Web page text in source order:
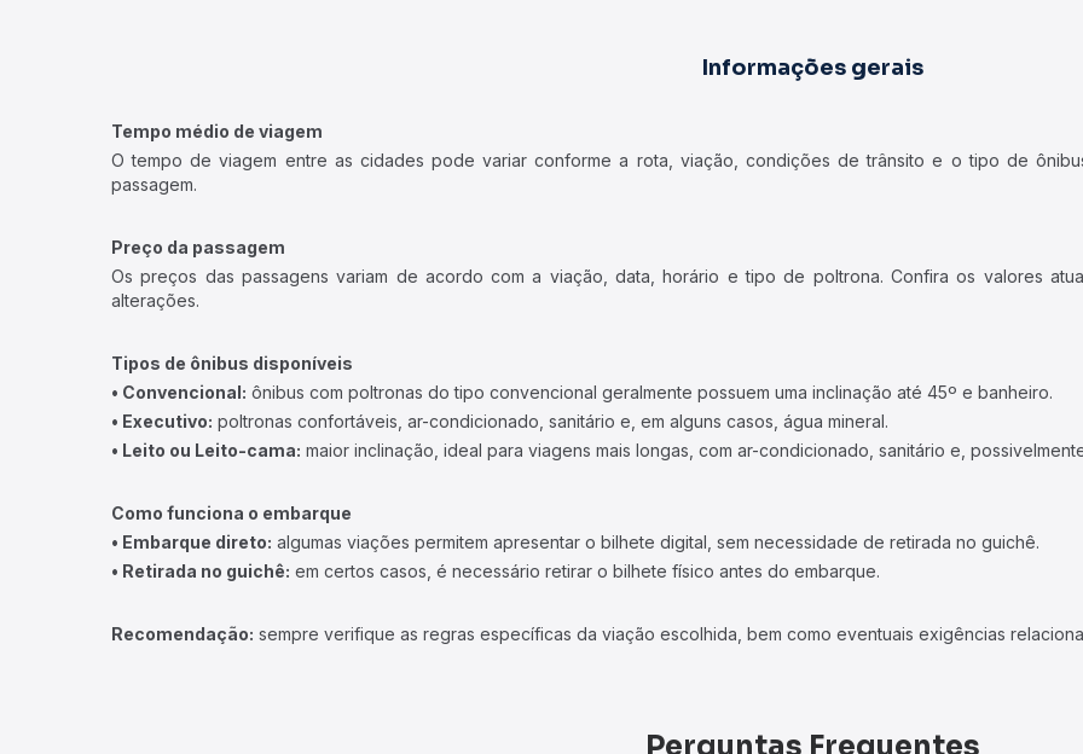
Informações gerais
Tempo médio de viagem
O tempo de viagem entre as cidades pode variar conforme a rota, viação, condições de trânsito e o tipo de
passagem.
Preço da passagem
Os preços das passagens variam de acordo com a viação, data, horário e tipo de poltrona. Confira os valores
alterações.
Tipos de ônibus disponíveis
• Convencional: ônibus com poltronas do tipo convencional geralmente possuem uma inclinação até 45º e banheiro.
• Executivo: poltronas confortáveis, ar-condicionado, sanitário e, em alguns casos, água mineral.
• Leito ou Leito-cama: maior inclinação, ideal para viagens mais longas, com ar-condicionado, sanitário e,
Como funciona o embarque
• Embarque direto: algumas viações permitem apresentar o bilhete digital, sem necessidade de retirada no guichê.
• Retirada no guichê: em certos casos, é necessário retirar o bilhete físico antes do embarque.
Recomendação: sempre verifique as regras específicas da viação escolhida, bem como eventuais exigências
Perguntas Frequentes